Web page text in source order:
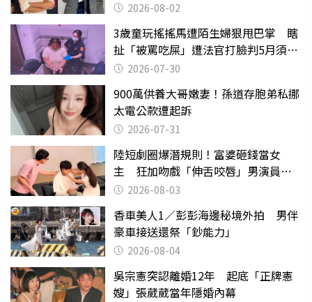
2026-08-02
3歲童玩搖搖馬遭陌生婦狠甩巴掌 瞎
扯「被罵吃屎」遭法官打臉判5月須入
監 2026-07-30
900萬供養大哥嫩妻！孫道存胞弟私挪
太電公款遭起訴
2026-07-31
陸短劇圈爆潛規則！富婆砸錢當女
主 狂加吻戲「伸舌咬唇」男演員崩
潰 2026-08-03
香車美人1／彭彭海邊秘境外拍 男伴
豪車接送還祭「鈔能力」
2026-08-04
吳宗憲突認離婚12年 起底「正牌憲
嫂」張葳葳當年隱婚內幕